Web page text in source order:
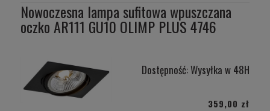
Nowoczesna lampa sufitowa wpuszczana
oczko AR111 GU10 OLIMP PLUS 4746
Dostępność:Wysyłka w 48H
359,00 zł